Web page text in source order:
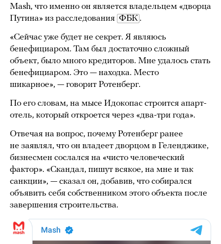
Mash, что именно он является владельцем «дворца
Путина» из расследования ФБК .
«Сейчас уже будет не секрет. Я являюсь
бенефициаром. Там был достаточно сложный
объект, было много кредиторов. Мне удалось стать
бенефициаром. Это — находка. Место
шикарное», — говорит Ротенберг.
По его словам, на мысе Идокопас строится апарт-
отель, который откроется через «два-три года».
Отвечая на вопрос, почему Ротенберг ранее
не заявлял, что он владеет дворцом в Геленджике,
бизнесмен сослался на «чисто человеческий
фактор». «Скандал, пишут всякое, на мне и так
санкции», — сказал он, добавив, что собирался
объявить себя собственником этого объекта после
завершения строительства.